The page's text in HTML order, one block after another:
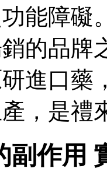
能障礙
的品牌
進口藥
，是禮
副作用